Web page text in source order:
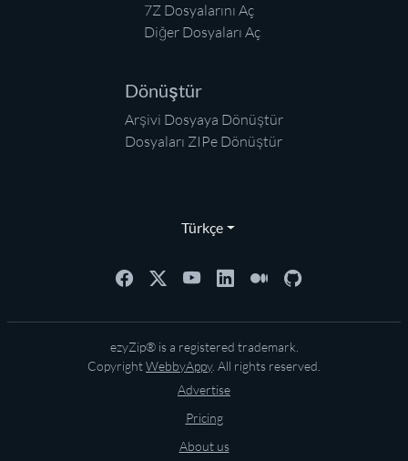
7Z Dosyalarını Aç
Diğer Dosyaları Aç
Dönüştür
Arşivi Dosyaya Dönüştür
Dosyaları ZIPe Dönüştür
Türkçe
ezyZip® is a registered trademark.
CopyrightWebbyAppy. All rights reserved.
Advertise
Pricing
About us